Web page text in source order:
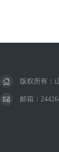
版权所有：
邮箱：